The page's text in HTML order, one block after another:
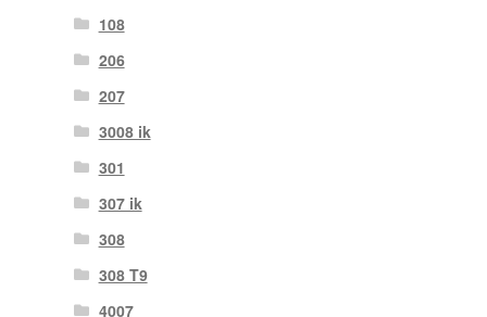
108
206
207
3008 ik
301
307 ik
308
308 T9
4007